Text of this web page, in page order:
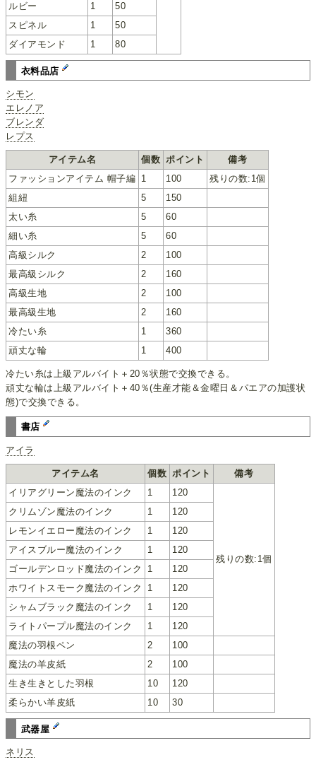
ルビー
1
50
スピネル
1
50
ダイアモンド
1 80
衣料品店
シモン
エレノア
ブレンダ
レプス
アイテム名 個数 ポイント
備考
ファッションアイテム 帽子編 1 100
残りの数:1個
組紐
5
150
太い糸
5
60
細い糸
5
60
高級シルク
2
100
最高級シルク
2
160
高級生地
2
100
最高級生地
2
160
冷たい糸
1
360
頑丈な輪
1 400
冷たい糸は上級アルバイト＋20％状態で交換できる。
頑丈な輪は上級アルバイト＋40％(生産才能＆金曜日＆パエアの加護状
態)で交換できる。
書店
アイラ
アイテム名 個数 ポイント
備考
イリアグリーン魔法のインク
1 120
残りの数:1個
クリムゾン魔法のインク 1
120
レモンイエロー魔法のインク
1
120
アイスブルー魔法のインク
1
120
ゴールデンロッド魔法のインク
1
120
ホワイトスモーク魔法のインク
1
120
シャムブラック魔法のインク
1
120
ライトパープル魔法のインク
1
120
魔法の羽根ペン
2
100
魔法の羊皮紙
2
100
生き生きとした羽根
10
120
柔らかい羊皮紙
10 30
武器屋
ネリス